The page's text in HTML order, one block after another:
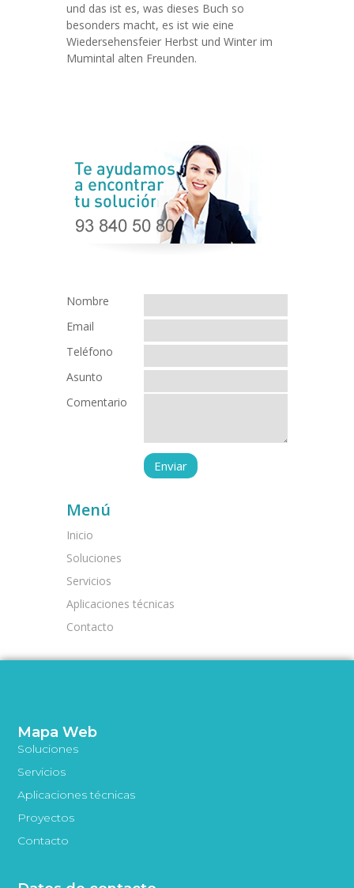
und das ist es, was dieses Buch so
besonders macht, es ist wie eine
Wiedersehensfeier Herbst und Winter im
Mumintal alten Freunden.
Nombre
Email
Teléfono
Asunto
Comentario
Menú
Inicio
Soluciones
Servicios
Aplicaciones técnicas
Contacto
Mapa Web
Soluciones
Servicios
Aplicaciones técnicas
Proyectos
Contacto